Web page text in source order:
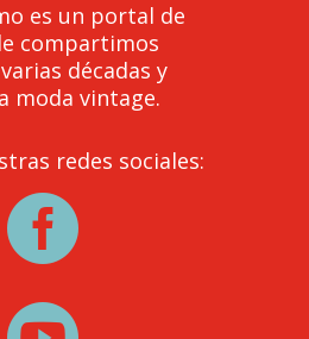
es un portal de
compartimos
décadas y
moda vintage.
redes sociales:
